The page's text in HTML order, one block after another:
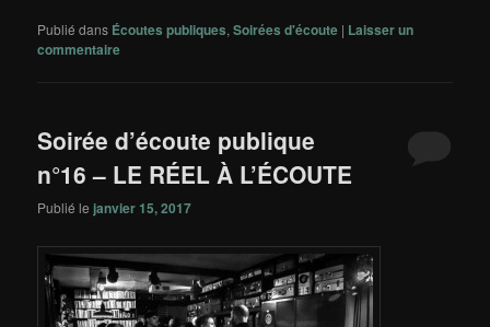
Publié dans Écoutes publiques,Soirées d'écoute | Laisser un
commentaire
Soirée d’écoute publique
n°16 – LE RÉEL À L’ÉCOUTE
Publié le janvier 15, 2017